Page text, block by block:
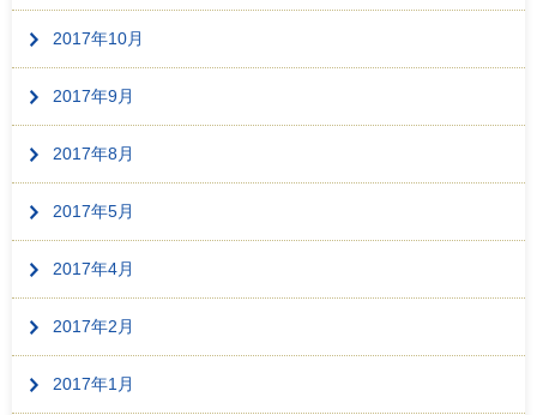
2017年10月
2017年9月
2017年8月
2017年5月
2017年4月
2017年2月
2017年1月